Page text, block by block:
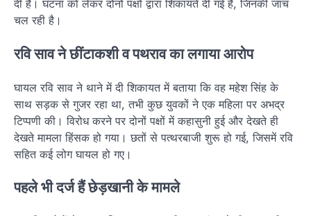
दी है। घटना को लेकर दोनों पक्षों द्वारा शिकायतें दी गई हैं, जिनकी जांच
चल रही है।
रवि साव ने छींटाकशी व पथराव का लगाया आरोप
घायल रवि साव ने थाने में दी शिकायत में बताया कि वह महेश सिंह के
साथ सड़क से गुजर रहा था, तभी कुछ युवकों ने एक महिला पर अभद्र
टिप्पणी की। विरोध करने पर दोनों पक्षों में कहासुनी हुई और देखते ही
देखते मामला हिंसक हो गया। छतों से पत्थरबाजी शुरू हो गई, जिसमें रवि
सहित कई लोग घायल हो गए।
पहले भी दर्ज हैं छेड़खानी के मामले